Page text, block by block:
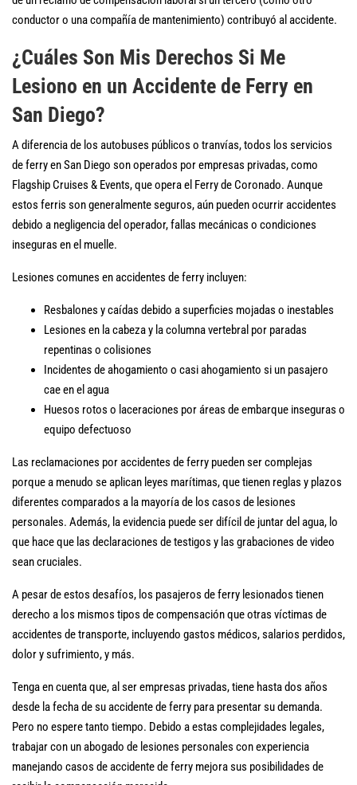
conductor o una compañía de mantenimiento) contribuyó al accidente.
¿Cuáles Son Mis Derechos Si Me
Lesiono en un Accidente de Ferry en
San Diego?
A diferencia de los autobuses públicos o tranvías, todos los servicios
de ferry en San Diego son operados por empresas privadas, como
Flagship Cruises & Events, que opera el Ferry de Coronado. Aunque
estos ferris son generalmente seguros, aún pueden ocurrir accidentes
debido a negligencia del operador, fallas mecánicas o condiciones
inseguras en el muelle.
Lesiones comunes en accidentes de ferry incluyen:
Resbalones y caídas debido a superficies mojadas o inestables
Lesiones en la cabeza y la columna vertebral por paradas
repentinas o colisiones
Incidentes de ahogamiento o casi ahogamiento si un pasajero
cae en el agua
Huesos rotos o laceraciones por áreas de embarque inseguras o
equipo defectuoso
Las reclamaciones por accidentes de ferry pueden ser complejas
porque a menudo se aplican leyes marítimas, que tienen reglas y plazos
diferentes comparados a la mayoría de los casos de lesiones
personales. Además, la evidencia puede ser difícil de juntar del agua, lo
que hace que las declaraciones de testigos y las grabaciones de video
sean cruciales.
A pesar de estos desafíos, los pasajeros de ferry lesionados tienen
derecho a los mismos tipos de compensación que otras víctimas de
accidentes de transporte, incluyendo gastos médicos, salarios perdidos,
dolor y sufrimiento, y más.
Tenga en cuenta que, al ser empresas privadas, tiene hasta dos años
desde la fecha de su accidente de ferry para presentar su demanda.
Pero no espere tanto tiempo. Debido a estas complejidades legales,
trabajar con un abogado de lesiones personales con experiencia
manejando casos de accidente de ferry mejora sus posibilidades de